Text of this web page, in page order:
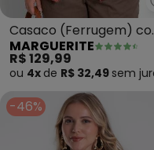
Casaco (Ferrugem)
Zíper Plus Size
MARGUERITE
R$ 129,99
ou 4x de R$ 32,49 sem
-46%